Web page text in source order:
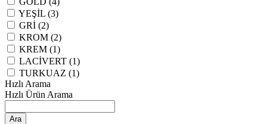
YEŞİL (3)
GRİ (2)
KROM (2)
KREM (1)
LACİVERT (1)
TURKUAZ (1)
Hızlı Arama
Hızlı Ürün Arama
Ara